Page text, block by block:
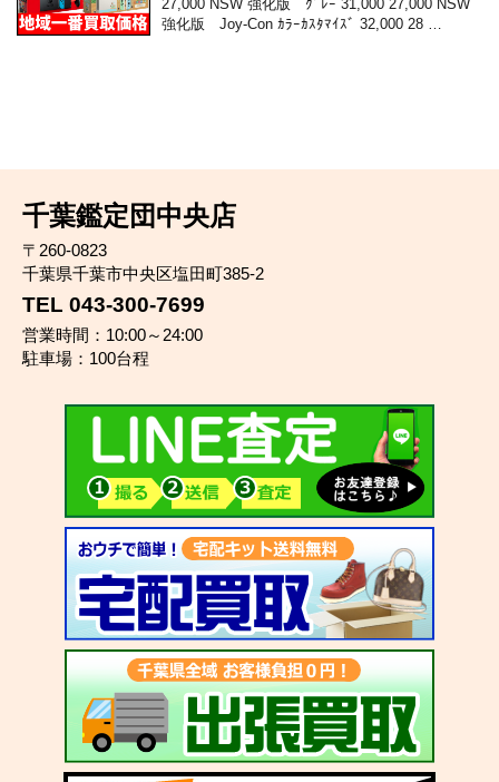
27,000 NSW 強化版 ｸﾞﾚｰ 31,000 27,000 NSW
強化版 Joy-Con ｶﾗｰｶｽﾀﾏｲｽﾞ 32,000 28 …
千葉鑑定団中央店
〒260-0823
千葉県千葉市中央区塩田町385-2
TEL 043-300-7699
営業時間：10:00～24:00
駐車場：100台程